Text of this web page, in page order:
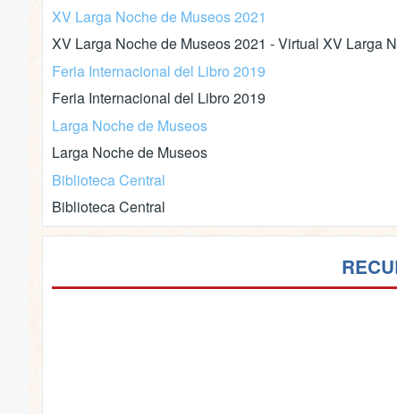
XV Larga Noche de Museos 2021
XV Larga Noche de Museos 2021 - Virtual XV Larga
Feria Internacional del Libro 2019
Feria Internacional del Libro 2019
Larga Noche de Museos
Larga Noche de Museos
Biblioteca Central
Biblioteca Central